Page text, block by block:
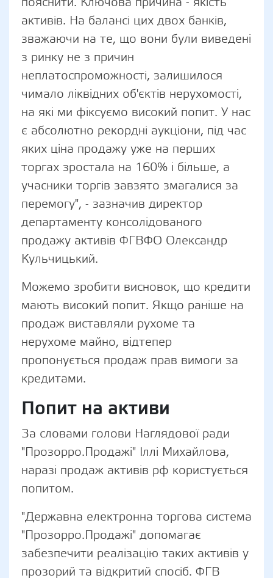
активів. На балансі цих двох банків,
зважаючи на те, що вони були виведені
з ринку не з причин
неплатоспроможності, залишилося
чимало ліквідних об'єктів нерухомості,
на які ми фіксуємо високий попит. У нас
є абсолютно рекордні аукціони, під час
яких ціна продажу уже на перших
торгах зростала на 160% і більше, а
учасники торгів завзято змагалися за
перемогу", - зазначив директор
департаменту консолідованого
продажу активів ФГВФО Олександр
Кульчицький.
Можемо зробити висновок, що кредити
мають високий попит. Якщо раніше на
продаж виставляли рухоме та
нерухоме майно, відтепер
пропонується продаж прав вимоги за
кредитами.
Попит на активи
За словами голови Наглядової ради
"Прозорро.Продажі" Іллі Михайлова,
наразі продаж активів рф користується
попитом.
"Державна електронна торгова система
"Прозорро.Продажі" допомагає
забезпечити реалізацію таких активів у
прозорий та відкритий спосіб. ФГВ